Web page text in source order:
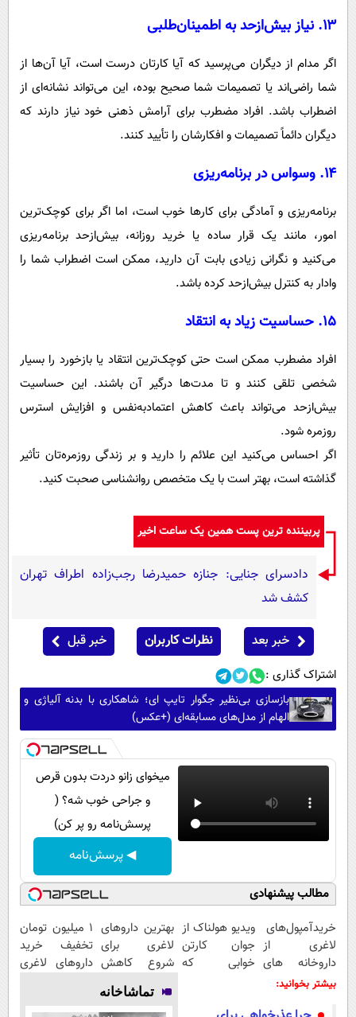
۱۳. نیاز بیش‌ازحد به اطمینان‌طلبی
اگر مدام از دیگران می‌پرسید که آیا کارتان درست است، آیا آن‌ها از
شما راضی‌اند یا تصمیمات شما صحیح بوده، این می‌تواند نشانه‌ای از
اضطراب باشد. افراد مضطرب برای آرامش ذهنی خود نیاز دارند که
دیگران دائماً تصمیمات و افکارشان را تأیید کنند.
۱۴. وسواس در برنامه‌ریزی
برنامه‌ریزی و آمادگی برای کارها خوب است، اما اگر برای کوچک‌ترین
امور، مانند یک قرار ساده یا خرید روزانه، بیش‌ازحد برنامه‌ریزی
می‌کنید و نگرانی زیادی بابت آن دارید، ممکن است اضطراب شما را
وادار به کنترل بیش‌ازحد کرده باشد.
۱۵. حساسیت زیاد به انتقاد
افراد مضطرب ممکن است حتی کوچک‌ترین انتقاد یا بازخورد را بسیار
شخصی تلقی کنند و تا مدت‌ها درگیر آن باشند. این حساسیت
بیش‌ازحد می‌تواند باعث کاهش اعتمادبه‌نفس و افزایش استرس
روزمره شود.
اگر احساس می‌کنید این علائم را دارید و بر زندگی روزمره‌تان تأثیر
گذاشته است، بهتر است با یک متخصص روانشناسی صحبت کنید.
پربیننده ترین پست همین یک ساعت اخیر
دادسرای جنایی: جنازه حمیدرضا رجب‌زاده اطراف تهران
کشف شد
خبر بعد نظرات کاربران خبر قبل
اشتراک گذاری :
بازسازی بی‌نظیر جگوار تایپ ای؛ شاهکاری با بدنه آلیاژی و
الهام از مدل‌های مسابقه‌ای (+عکس)
میخوای زانو دردت بدون قرص
و جراحی خوب شه؟ (
پرسش‌نامه رو پر کن)
◀ پرسش‌نامه
مطالب پیشنهادی
خریدآمپول‌های
لاغری از
داروخانه های
اطرافت، ارسال
ویدیو هولناک از
جوان کارتن
خوابی که
بهترین داروهای
لاغری برای
شروع کاهش
وزن، ارسال از
داروخانه های
1 میلیون تومان
تخفیف خرید
داروهای لاغری
بیشتر بخوانید: تماشاخانه